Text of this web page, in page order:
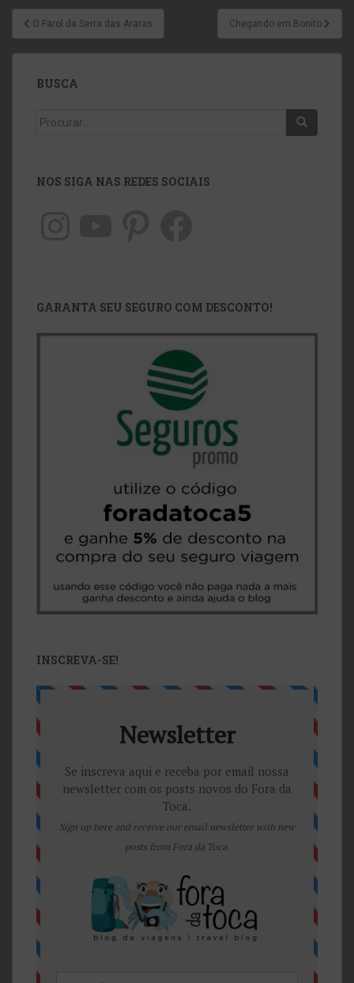
O Farol da Serra das Araras Chegando em Bonito
BUSCA
NOS SIGA NAS REDES SOCIAIS
GARANTA SEU SEGURO COM DESCONTO!
INSCREVA-SE!